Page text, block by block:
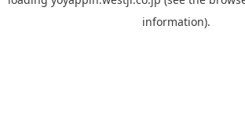
information).